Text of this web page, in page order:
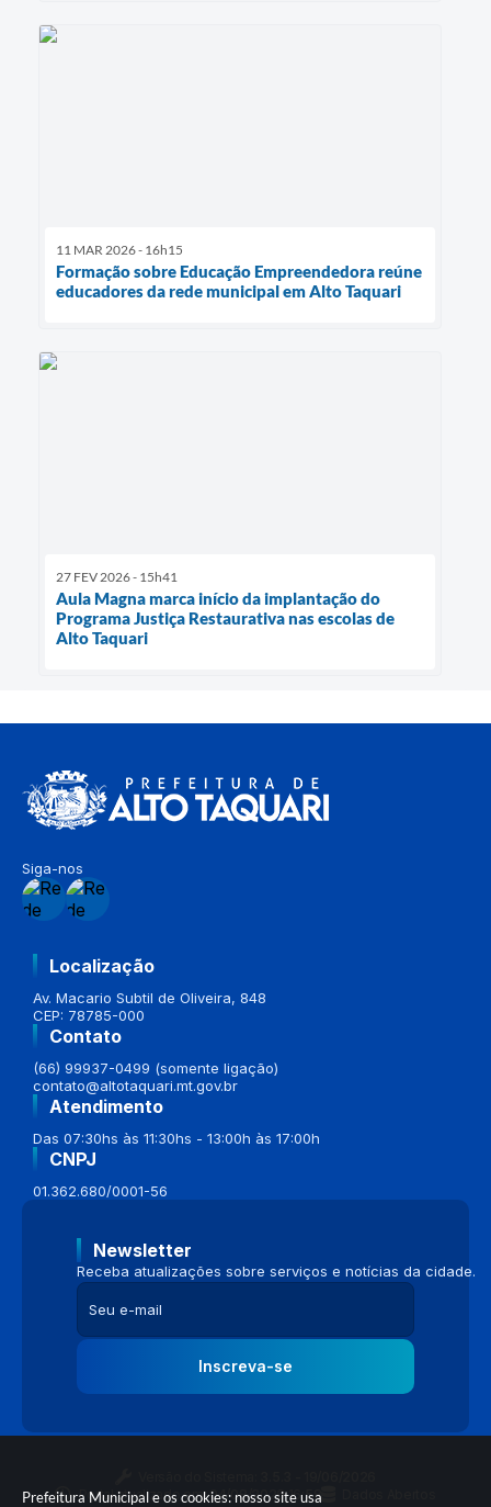
Prefeitura Municipal e os cookies: nosso site usa
11 MAR 2026 - 16h15
Formação sobre Educação Empreendedora reúne
educadores da rede municipal em Alto Taquari
27 FEV 2026 - 15h41
Aula Magna marca início da implantação do
Programa Justiça Restaurativa nas escolas de
Alto Taquari
Siga-nos
Localização
Av. Macario Subtil de Oliveira, 848
CEP: 78785-000
Contato
(66) 99937-0499 (somente ligação)
contato@altotaquari.mt.gov.br
Atendimento
Das 07:30hs às 11:30hs - 13:00h às 17:00h
CNPJ
01.362.680/0001-56
Newsletter
Receba atualizações sobre serviços e notícias da cidade.
Inscreva-se
Portal atualizado em:04/08/2026 16:58